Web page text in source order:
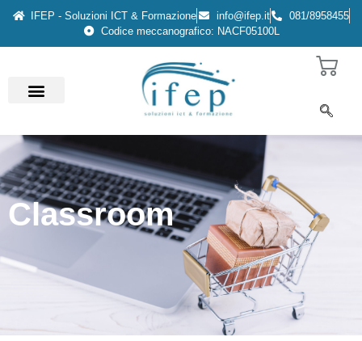
IFEP - Soluzioni ICT & Formazione info@ifep.it
081/8958455
Codice meccanografico: NACF05100L
Classroom